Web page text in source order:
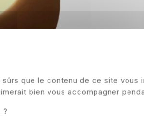
que le contenu de ce site vous
bien vous accompagner
?